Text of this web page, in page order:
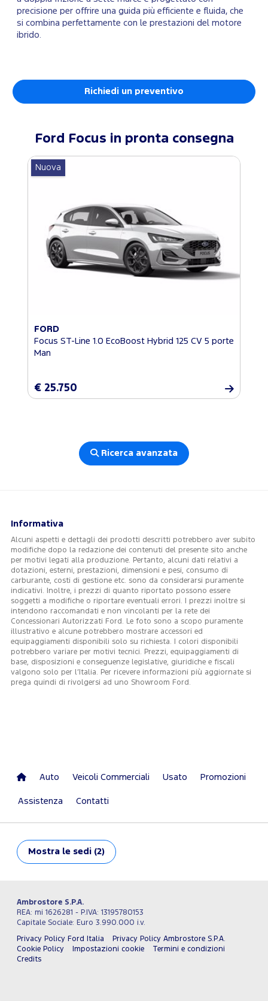
precisione per offrire una guida più efficiente e fluida, che
si combina perfettamente con le prestazioni del motore
ibrido.
Richiedi un preventivo
Ford Focus in pronta consegna
Nuova
FORD
Focus ST-Line 1.0 EcoBoost Hybrid 125 CV 5 porte
Man
€ 25.750
Ricerca avanzata
Informativa
Alcuni aspetti e dettagli dei prodotti descritti potrebbero aver subito
modifiche dopo la redazione dei contenuti del presente sito anche
per motivi legati alla produzione. Pertanto, alcuni dati relativi a
dotazioni, esterni, prestazioni, dimensioni e pesi, consumo di
carburante, costi di gestione etc. sono da considerarsi puramente
indicativi. Inoltre, i prezzi di quanto riportato possono essere
soggetti a modifiche o riportare eventuali errori. I prezzi inoltre si
intendono raccomandati e non vincolanti per la rete dei
Concessionari Autorizzati Ford. Le foto sono a scopo puramente
illustrativo e alcune potrebbero mostrare accessori ed
equipaggiamenti disponibili solo su richiesta. I colori disponibili
potrebbero variare per motivi tecnici. Prezzi, equipaggiamenti di
base, disposizioni e conseguenze legislative, giuridiche e fiscali
valgono solo per l’Italia. Per ricevere informazioni più aggiornate si
prega quindi di rivolgersi ad uno Showroom Ford.
Auto Veicoli Commerciali Usato Promozioni
Assistenza Contatti
Mostra le sedi (2)
Ambrostore S.P.A.
REA: mi 1626281 - P.IVA: 13195780153
Capitale Sociale: Euro 3.990.000 i.v.
Privacy Policy Ford Italia
Privacy Policy Ambrostore S.P.A.
Cookie Policy
Impostazioni cookie
Termini e condizioni
Credits